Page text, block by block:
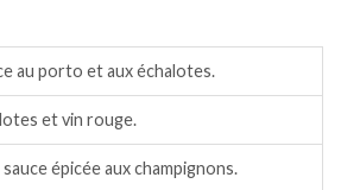
au porto et aux échalotes.
et vin rouge.
épicée aux champignons.